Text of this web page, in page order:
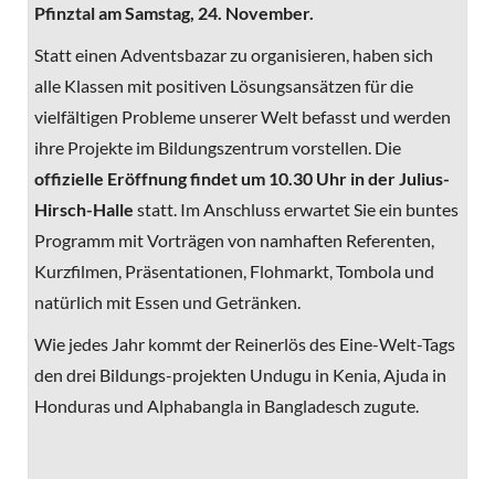
Pfinztal am Samstag, 24. November.
Statt einen Adventsbazar zu organisieren, haben sich
alle Klassen mit positiven Lösungsansätzen für die
vielfältigen Probleme unserer Welt befasst und werden
ihre Projekte im Bildungszentrum vorstellen. Die
offizielle Eröffnung findet um 10.30 Uhr in der Julius-
Hirsch-Halle statt. Im Anschluss erwartet Sie ein buntes
Programm mit Vorträgen von namhaften Referenten,
Kurzfilmen, Präsentationen, Flohmarkt, Tombola und
natürlich mit Essen und Getränken.
Wie jedes Jahr kommt der Reinerlös des Eine-Welt-Tags
den drei Bildungs-projekten Undugu in Kenia, Ajuda in
Honduras und Alphabangla in Bangladesch zugute.